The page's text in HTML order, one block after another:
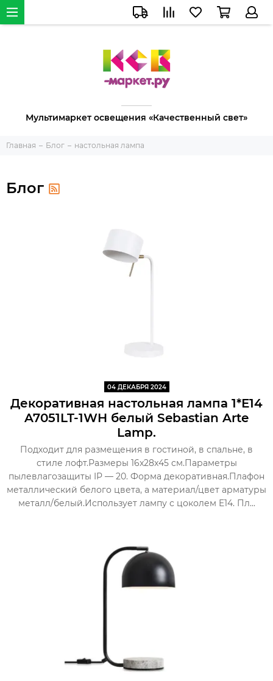
Мультимаркет освещения «Качественный свет»
Главная Блог настольная лампа
Блог
04 ДЕКАБРЯ 2024
Декоративная настольная лампа 1*Е14
A7051LT-1WH белый Sebastian Arte
Lamp.
Подходит для размещения в гостиной, в спальне, в
стиле лофт.Размеры 16x28x45 cм.Параметры
пылевлагозащиты IP — 20. Форма декоративная.Плафон
металлический белого цвета, а материал/цвет арматуры
металл/белый.Использует лампу с цоколем E14. Пл...